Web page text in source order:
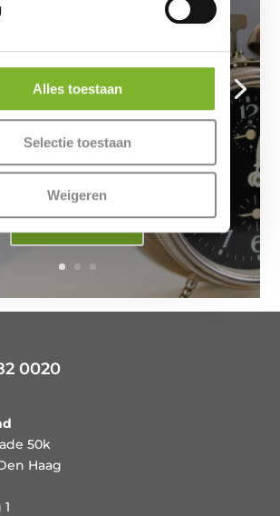
Alles toestaan
Selectie toestaan
Weigeren
van Technologie De opkomst
slaapgewoonten en slaaptijd.
tablets en computers
onze waakzaamheid en
licht dat ze uitstralen. Dit
licht...
Lees meer
0020
50k
Haag